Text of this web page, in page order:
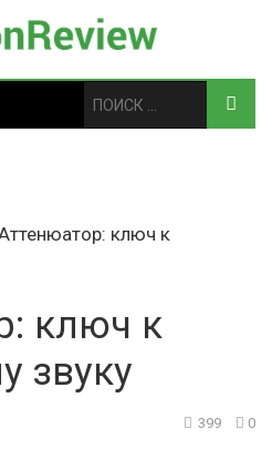
ключ к
ключ к
звуку
399 0